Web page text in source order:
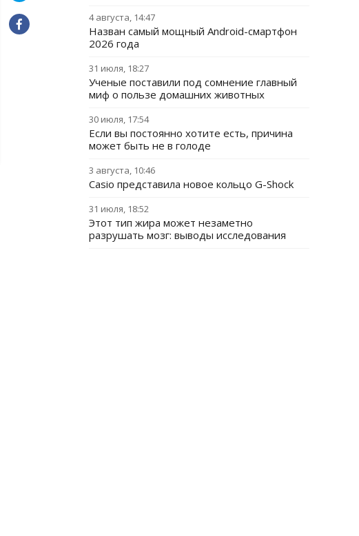
4 августа, 14:47
Назван самый мощный Android-смартфон
2026 года
31 июля, 18:27
Ученые поставили под сомнение главный
миф о пользе домашних животных
30 июля, 17:54
Если вы постоянно хотите есть, причина
может быть не в голоде
3 августа, 10:46
Casio представила новое кольцо G-Shock
31 июля, 18:52
Этот тип жира может незаметно
разрушать мозг: выводы исследования